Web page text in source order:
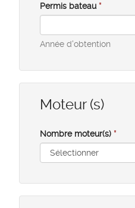
Permis bateau *
Année d'obtention
Moteur (s)
Nombre moteur(s) *